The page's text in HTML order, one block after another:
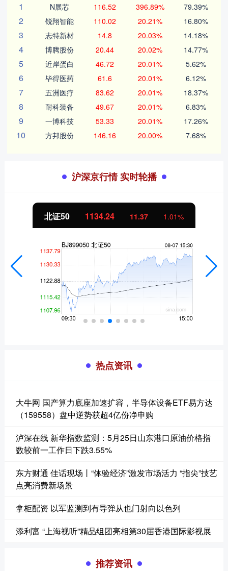
1
N展芯 116.52 396.89% 79.39%
2 锐翔智能 110.02 20.21% 16.80%
3 志特新材 14.8 20.03% 14.18%
4 博腾股份 20.44 20.02% 14.77%
5 近岸蛋白 46.72 20.01% 5.62%
6 毕得医药 61.6 20.01% 6.12%
7 五洲医疗 83.62 20.01% 18.37%
8 耐科装备 49.67 20.01% 6.83%
9 一博科技 53.33 20.01% 17.26%
10 方邦股份 146.16 20.00% 7.68%
沪深京行情 实时轮播
北证50 1134.24 11.37 1.01%
热点资讯
大牛网 国产算力底座加速扩容，半导体设备ETF易方达
（159558）盘中逆势获超4亿份净申购
泸深在线 新华指数监测：5月25日山东港口原油价格指
数较前一工作日下跌3.55%
东方财通 佳话现场丨“体验经济”激发市场活力 “指尖”技艺
点亮消费新场景
拿柜配资 以军监测到有导弹从也门射向以色列
添利富 “上海视听”精品组团亮相第30届香港国际影视展
推荐资讯